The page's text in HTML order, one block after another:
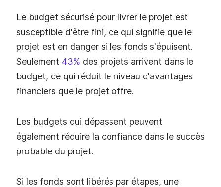
Le budget sécurisé pour livrer le projet est
susceptible d'être fini, ce qui signifie que le
projet est en danger si les fonds s'épuisent.
Seulement 43% des projets arrivent dans le
budget, ce qui réduit le niveau d'avantages
financiers que le projet offre.
Les budgets qui dépassent peuvent
également réduire la confiance dans le succès
probable du projet.
Si les fonds sont libérés par étapes, une